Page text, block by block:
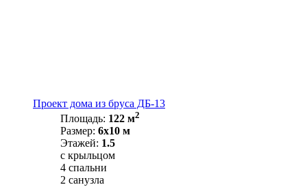
Проект дома из бруса ДБ-13
Площадь: 122 м2
Размер: 6х10 м
Этажей: 1.5
с крыльцом
4 спальни
2 санузла